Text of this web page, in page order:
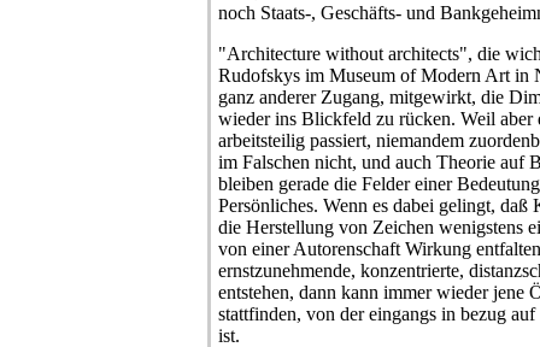
noch Staats-, Geschäfts- und
"Architecture without architects", die
Rudofskys im Museum of Modern Art in
ganz anderer Zugang, mitgewirkt, die
wieder ins Blickfeld zu rücken. Weil aber
arbeitsteilig passiert, niemandem
im Falschen nicht, und auch Theorie auf
bleiben gerade die Felder einer
Persönliches. Wenn es dabei gelingt, daß
die Herstellung von Zeichen wenigstens
von einer Autorenschaft Wirkung
ernstzunehmende, konzentrierte,
entstehen, dann kann immer wieder jene
stattfinden, von der eingangs in bezug
ist.